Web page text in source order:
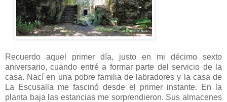
Recuerdo aquel primer día, justo en mi décimo sexto
aniversario, cuando entré a formar parte del servicio de la
casa. Nací en una pobre familia de labradores y la casa de
La Escusalla me fascinó desde el primer instante. En la
planta baja las estancias me sorprendieron. Sus almacenes